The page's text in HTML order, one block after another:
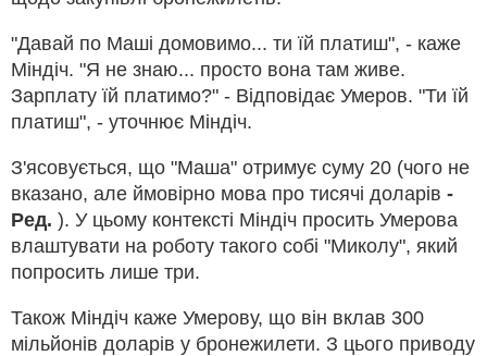
"Давай по Маші домовимо... ти їй платиш", - каже
Міндіч. "Я не знаю... просто вона там живе.
Зарплату їй платимо?" - Відповідає Умеров. "Ти їй
платиш", - уточнює Міндіч.
З'ясовується, що "Маша" отримує суму 20 (чого не
вказано, але ймовірно мова про тисячі доларів -
Ред. ). У цьому контексті Міндіч просить Умерова
влаштувати на роботу такого собі "Миколу", який
попросить лише три.
Також Міндіч каже Умерову, що він вклав 300
мільйонів доларів у бронежилети. З цього приводу